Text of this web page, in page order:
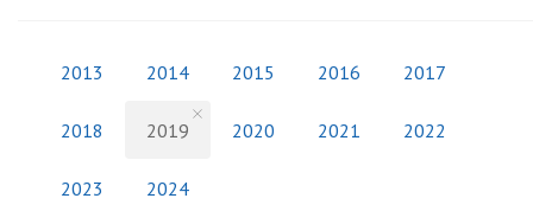
2013 2014 2015 2016 2017
2018 2019 2020 2021 2022
2023 2024